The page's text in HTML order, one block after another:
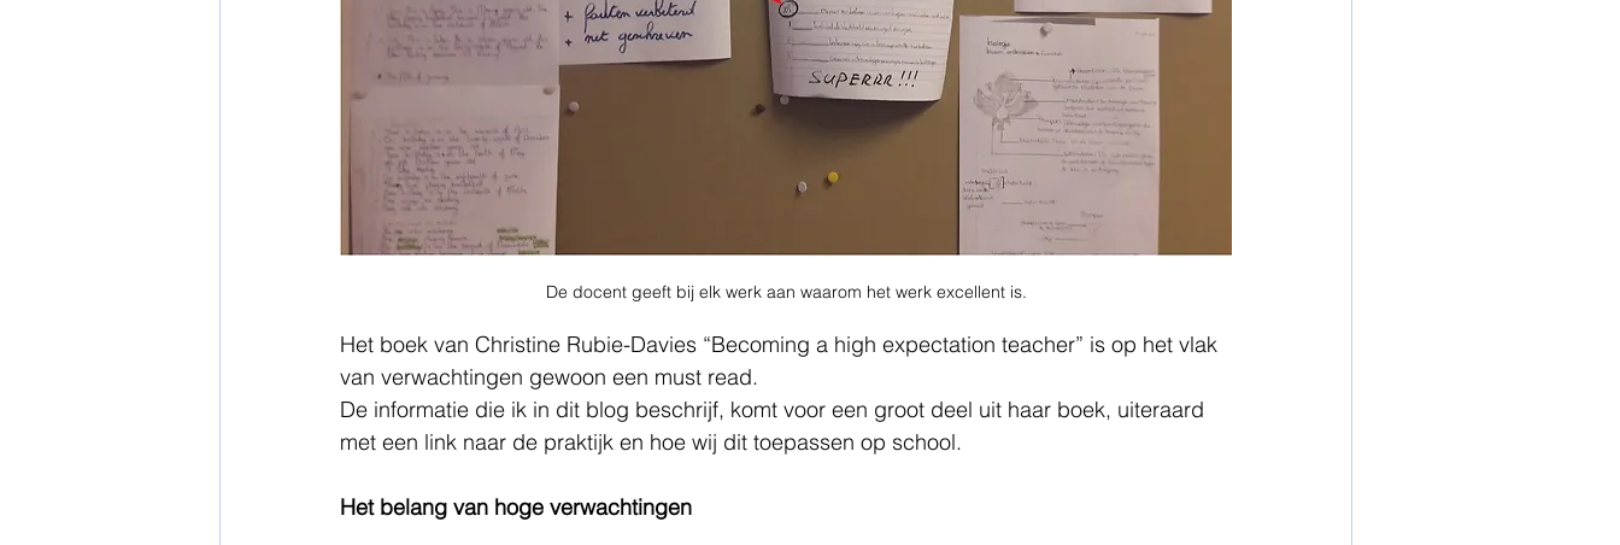
De docent geeft bij elk werk aan waarom het werk excellent is.
Het boek van Christine Rubie-Davies “Becoming a high expectation teacher” is op het vlak
van verwachtingen gewoon een must read.
De informatie die ik in dit blog beschrijf, komt voor een groot deel uit haar boek, uiteraard
met een link naar de praktijk en hoe wij dit toepassen op school.
Het belang van hoge verwachtingen